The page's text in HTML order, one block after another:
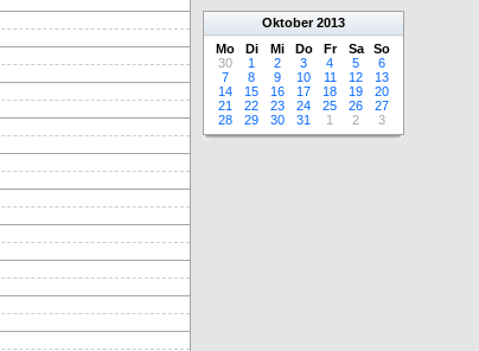
Oktober 2013
Mo
Di Mi Do Fr Sa
So
30
1 2 3 4 5
6
7
8 9 10 11 12
13
14
15 16 17 18 19
20
21
22 23 24 25 26
27
28
29 30 31 1 2 3